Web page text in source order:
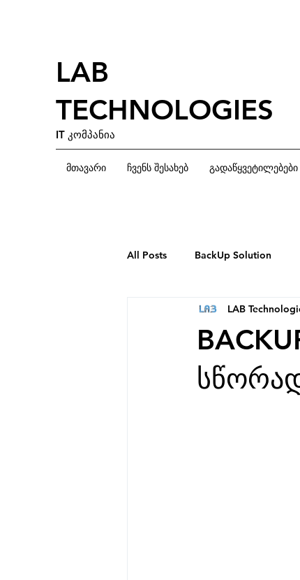
LAB
TECHNOLOGIES
IT კომპანია
მთავარი ჩვენს შესახებ გადაწყვეტილებები
All Posts BackUp Solution
LAB